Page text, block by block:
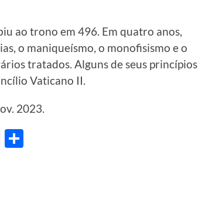
ao trono em 496. Em quatro anos,
o maniqueísmo, o monofisismo e o
tratados. Alguns de seus princípios
Vaticano II.
2023.
Print